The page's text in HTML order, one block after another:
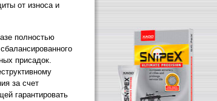
от износа и
полностью
присадок.
за счет
гарантировать